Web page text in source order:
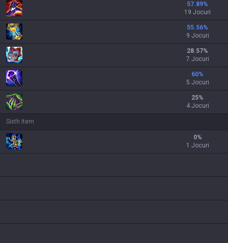
57.89%
19 Jocuri
55.56%
9 Jocuri
28.57%
7 Jocuri
60%
5 Jocuri
25%
4 Jocuri
Sixth Item
0%
1 Jocuri